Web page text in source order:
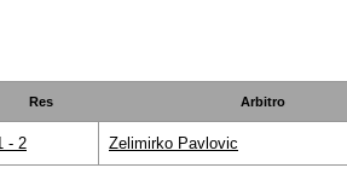
Res Arbitro
- 2 Zelimirko Pavlovic